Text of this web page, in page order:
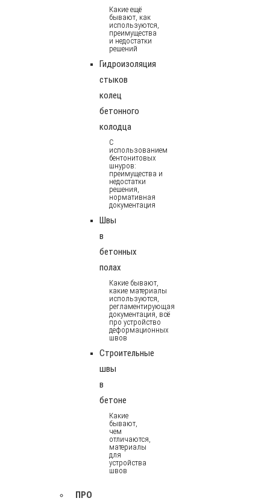
Какие ещё
бывают, как
используются,
преимущества
и недостатки
решений
Гидроизоляция
стыков
колец
бетонного
колодца
С
использованием
бентонитовых
шнуров:
преимущества и
недостатки
решения,
нормативная
документация
Швы
в
бетонных
полах
Какие бывают,
какие материалы
используются,
регламентирующая
документация, всё
про устройство
деформационных
швов
Строительные
швы
в
бетоне
Какие
бывают,
чем
отличаются,
материалы
для
устройства
швов
ПРО